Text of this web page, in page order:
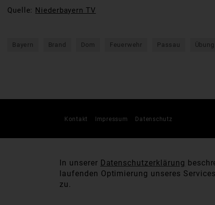
Quelle: Niederbayern TV
Bayern Brand Dom Feuerwehr Passau Übung
Kontakt Impressum Datenschutz
In unserer Datenschutzerklärung
laufenden Optimierung unseres
zu.